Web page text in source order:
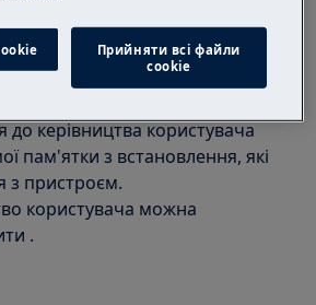
машину можна
як окремо стоячий
під робочим столом, якщо
до керівництва користувача
пам'ятки з встановлення, які
з пристроєм.
користувача можна
.
Прийняти всі файли
сookie